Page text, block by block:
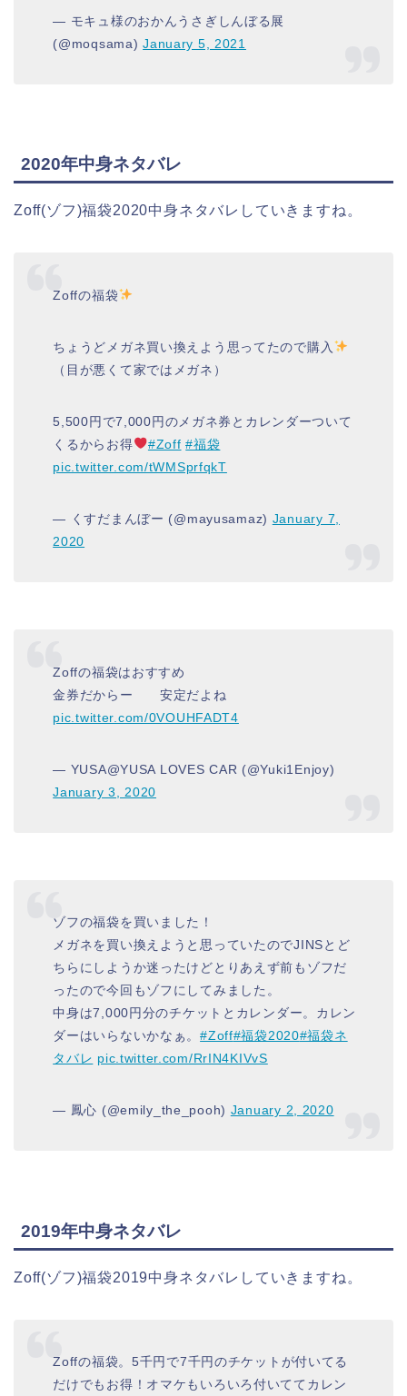
— モキュ様のおかんうさぎしんぼる展
(@moqsama)January 5, 2021
2020年中身ネタバレ
Zoff(ゾフ)福袋2020中身ネタバレしていきますね。
Zoffの福袋
ちょうどメガネ買い換えよう思ってたので購入
（目が悪くて家ではメガネ）
5,500円で7,000円のメガネ券とカレンダーついて
くるからお得
#Zoff #福袋
pic.twitter.com/tWMSprfqkT
— くすだまんぼー (@mayusamaz) January 7,
2020
Zoffの福袋はおすすめ
金券だからー 安定だよね
pic.twitter.com/0VOUHFADT4
— YUSA@YUSA LOVES CAR (@Yuki1Enjoy)
January 3, 2020
ゾフの福袋を買いました！
メガネを買い換えようと思っていたのでJINSとど
ちらにしようか迷ったけどとりあえず前もゾフだ
ったので今回もゾフにしてみました。
中身は7,000円分のチケットとカレンダー。カレン
ダーはいらないかなぁ。#Zoff#福袋2020#福袋ネ
タバレ pic.twitter.com/RrIN4KIVvS
— 鳳心 (@emily_the_pooh) January 2, 2020
2019年中身ネタバレ
Zoff(ゾフ)福袋2019中身ネタバレしていきますね。
Zoffの福袋。5千円で7千円のチケットが付いてる
だけでもお得！オマケもいろいろ付いててカレン